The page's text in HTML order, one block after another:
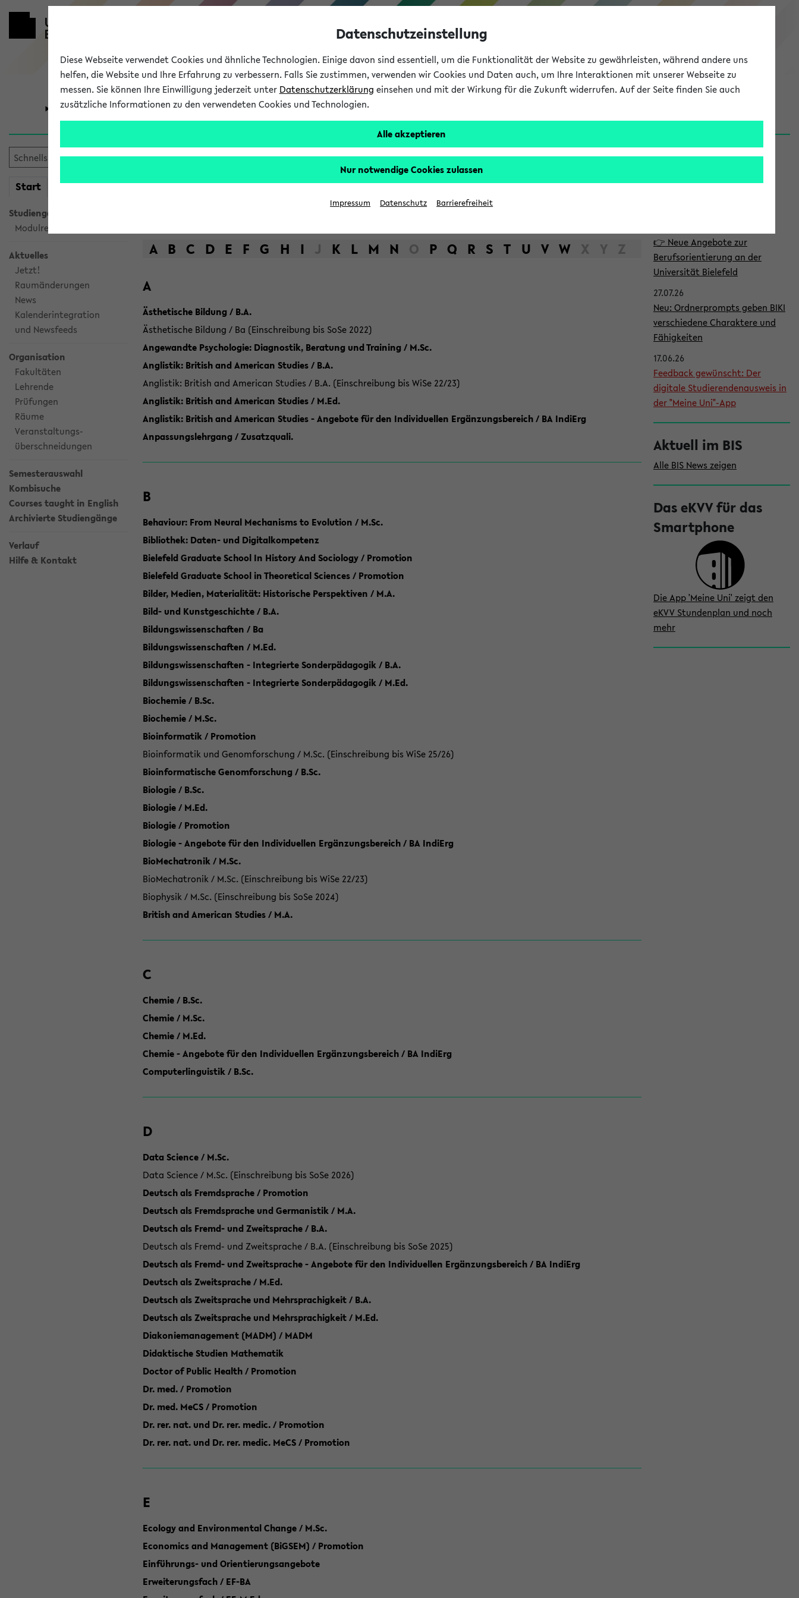
eKVV
Universität Forschung Studium
Start meineKVV
Studiengangsauswahl
Modulrecherche
Aktuelles
Jetzt!
Raumänderungen
News
Kalenderintegration
und Newsfeeds
Organisation
Fakultäten
Lehrende
Prüfungen
Räume
Veranstaltungs-
überschneidungen
Semesterauswahl
Kombisuche
Courses taught in English
Archivierte Studiengänge
Verlauf
Hilfe & Kontakt
Das Lehrangebot der Universität Bielefeld
A B C D E F G H I J K L M N O P Q R S T U V W X Y Z
A
Ästhetische Bildung / B.A.
Ästhetische Bildung / Ba (Einschreibung bis SoSe 2022)
Angewandte Psychologie: Diagnostik, Beratung und Training / M.Sc.
Anglistik: British and American Studies / B.A.
Anglistik: British and American Studies / B.A. (Einschreibung bis WiSe 22/23)
Anglistik: British and American Studies / M.Ed.
Anglistik: British and American Studies - Angebote für den Individuellen Ergänzungsbereich / BA IndiErg
Anpassungslehrgang / Zusatzquali.
B
Behaviour: From Neural Mechanisms to Evolution / M.Sc.
Bibliothek: Daten- und Digitalkompetenz
Bielefeld Graduate School In History And Sociology / Promotion
Bielefeld Graduate School in Theoretical Sciences / Promotion
Bilder, Medien, Materialität: Historische Perspektiven / M.A.
Bild- und Kunstgeschichte / B.A.
Bildungswissenschaften / Ba
Bildungswissenschaften / M.Ed.
Bildungswissenschaften - Integrierte Sonderpädagogik / B.A.
Bildungswissenschaften - Integrierte Sonderpädagogik / M.Ed.
Biochemie / B.Sc.
Biochemie / M.Sc.
Bioinformatik / Promotion
Bioinformatik und Genomforschung / M.Sc. (Einschreibung bis WiSe 25/26)
Bioinformatische Genomforschung / B.Sc.
Biologie / B.Sc.
Biologie / M.Ed.
Biologie / Promotion
Biologie - Angebote für den Individuellen Ergänzungsbereich / BA IndiErg
BioMechatronik / M.Sc.
BioMechatronik / M.Sc. (Einschreibung bis WiSe 22/23)
Biophysik / M.Sc. (Einschreibung bis SoSe 2024)
British and American Studies / M.A.
C
Chemie / B.Sc.
Chemie / M.Sc.
Chemie / M.Ed.
Chemie - Angebote für den Individuellen Ergänzungsbereich / BA IndiErg
Computerlinguistik / B.Sc.
D
Data Science / M.Sc.
Data Science / M.Sc. (Einschreibung bis SoSe 2026)
Deutsch als Fremdsprache / Promotion
Deutsch als Fremdsprache und Germanistik / M.A.
Deutsch als Fremd- und Zweitsprache / B.A.
Deutsch als Fremd- und Zweitsprache / B.A. (Einschreibung bis SoSe 2025)
Deutsch als Fremd- und Zweitsprache - Angebote für den Individuellen Ergänzungsbereich / BA IndiErg
Deutsch als Zweitsprache / M.Ed.
Deutsch als Zweitsprache und Mehrsprachigkeit / B.A.
Deutsch als Zweitsprache und Mehrsprachigkeit / M.Ed.
Diakoniemanagement (MADM) / MADM
Didaktische Studien Mathematik
Doctor of Public Health / Promotion
Dr. med. / Promotion
Dr. med. MeCS / Promotion
Dr. rer. nat. und Dr. rer. medic. / Promotion
Dr. rer. nat. und Dr. rer. medic. MeCS / Promotion
E
Ecology and Environmental Change / M.Sc.
Economics and Management (BiGSEM) / Promotion
Einführungs- und Orientierungsangebote
Erweiterungsfach / EF-BA
S
i
News
👉 Neue Angebote zur
Berufsorientierung an der
Universität Bielefeld
27.07.26
Neu: Ordnerprompts geben BIKI
verschiedene Charaktere und
Fähigkeiten
17.06.26
Feedback gewünscht: Der
digitale Studierendenausweis in
der "Meine Uni"-App
Aktuell im BIS
Alle BIS News zeigen
Das eKVV für das
Smartphone
Die App 'Meine Uni' zeigt den
eKVV Stundenplan und noch
mehr
Datenschutzeinstellung
Diese Webseite verwendet Cookies und ähnliche Technologien. Einige davon sind essentiell, um die Funktionalität der Website zu gewährleisten, während andere uns
helfen, die Website und Ihre Erfahrung zu verbessern. Falls Sie zustimmen, verwenden wir Cookies und Daten auch, um Ihre Interaktionen mit unserer Webseite zu
messen. Sie können Ihre Einwilligung jederzeit unter Datenschutzerklärung einsehen und mit der Wirkung für die Zukunft widerrufen. Auf der Seite finden Sie auch
zusätzliche Informationen zu den verwendeten Cookies und Technologien.
Alle akzeptieren
Nur notwendige Cookies zulassen
Impressum Datenschutz Barrierefreiheit